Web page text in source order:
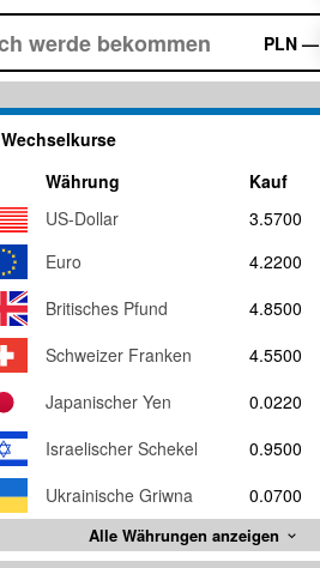
PLN —
Wechselkurse
Währung
Kauf
US-Dollar
3.5700
Euro
4.2200
Britisches Pfund
4.8500
Schweizer Franken
4.5500
Japanischer Yen
0.0220
Israelischer Schekel
0.9500
Ukrainische Griwna
0.0700
Alle Währungen anzeigen